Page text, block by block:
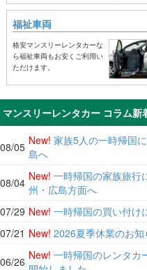
福祉車両
格安マンスリーレンタカーな
ら福祉車両もお安くご利用い
ただけます。
マンスリーレンタカー コラム新
08/05 New! 家族5人の一時帰国
島へ
08/04 New! 一時帰国の家族旅行
州・広島方面へ
07/29 New! 一時帰国の買い付け
07/21 New! 2026夏季休業のお知
06/26 New! 一時帰国のレンタカ